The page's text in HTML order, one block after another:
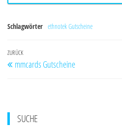
Schlagwörter ethnotek Gutscheine
Beitragsnavigation
Vorheriger
Beitrag
ZURÜCK
mmcards Gutscheine
SUCHE